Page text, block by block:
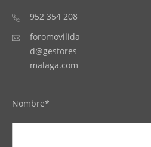
952 354 208
foromovilida
d@gestores
malaga.com
Nombre*